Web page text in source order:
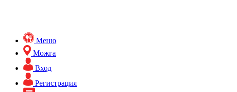
Меню
Можга
Вход
Регистрация